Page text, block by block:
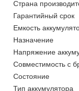
Страна
Гарантийный срок
Емкость
Назначение
Напряжение
Совместимость с
Состояние
Тип аккумулятора